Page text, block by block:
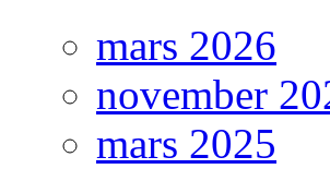
mars 2026
november
mars 2025